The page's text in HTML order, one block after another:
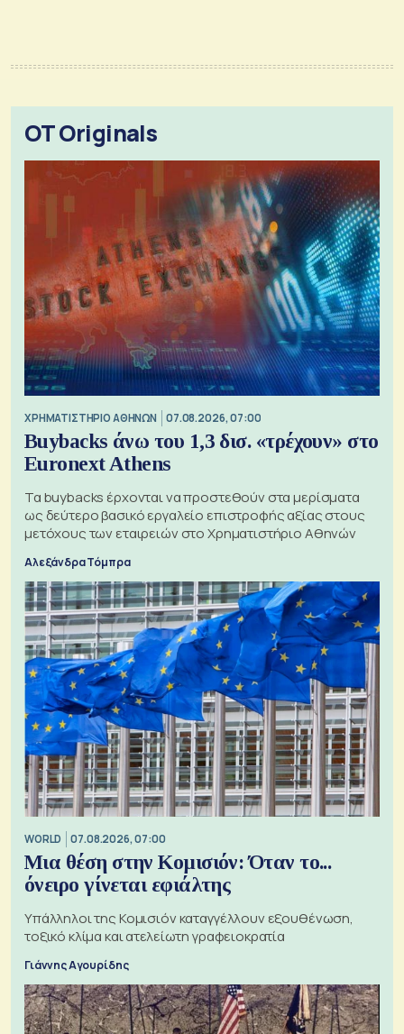
OT Originals
XΡΗΜΑΤΙΣΤΗΡΙΟ ΑΘΗΝΩΝ 07.08.2026, 07:00
Buybacks άνω του 1,3 δισ. «τρέχουν» στο
Euronext Athens
Τα buybacks έρχονται να προστεθούν στα μερίσματα
ως δεύτερο βασικό εργαλείο επιστροφής αξίας στους
μετόχους των εταιρειών στο Χρηματιστήριο Αθηνών
Αλεξάνδρα Τόμπρα
WORLD 07.08.2026, 07:00
Μια θέση στην Κομισιόν: Όταν το...
όνειρο γίνεται εφιάλτης
Υπάλληλοι της Κομισιόν καταγγέλλουν εξουθένωση,
τοξικό κλίμα και ατελείωτη γραφειοκρατία
Γιάννης Αγουρίδης